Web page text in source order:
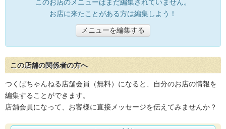
このお店のメニューはまだ編集されていません。
お店に来たことがある方は編集しよう！
メニューを編集する
この店舗の関係者の方へ
つくばちゃんねる店舗会員（無料）になると、自分のお店の情報を
編集することができます。
店舗会員になって、お客様に直接メッセージを伝えてみませんか？